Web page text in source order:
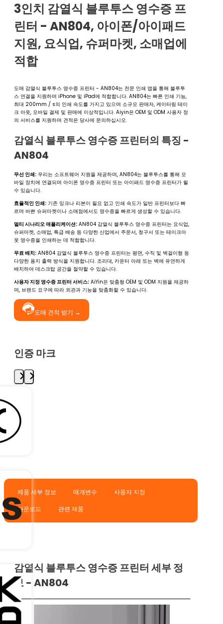
3인치 감열식 블루투스 영수증 프
린터 - AN804, 아이폰/아이패드
지원, 요식업, 슈퍼마켓, 소매업에
적합
도매 감열식 블루투스 영수증 프린터 - AN804는 전문 인쇄 앱을 통해 블루투
스 연결을 지원하며 iPhone 및 iPad에 적합합니다. AN804는 빠른 인쇄 기능,
최대 200mm / s의 인쇄 속도를 가지고 있으며 소규모 판매자, 케이터링 테이
크 아웃, 모바일 결제 및 판매에 이상적입니다. Aiyin은 OEM 및 ODM 사용자 정
의 서비스를 지원하며 견적은 당사에 문의하십시오.
감열식 블루투스 영수증 프린터의 특징 -
AN804
무선 인쇄: 우리는 소프트웨어 지원을 제공하며, AN804는 블루투스를 통해 모
바일 장치에 연결되며 아이폰 영수증 프린터 또는 아이패드 영수증 프린터가 될
수 있습니다.
효율적인 인쇄: 기존 잉크나 리본이 필요 없고 인쇄 속도가 일반 프린터보다 빠
르며 바쁜 슈퍼마켓이나 소매점에서도 영수증을 빠르게 생성할 수 있습니다.
멀티 시나리오 애플리케이션: AN804 감열식 블루투스 영수증 프린터는 요식업,
슈퍼마켓, 소매업, 특급 배송 등 다양한 산업에서 주문서, 청구서 또는 테이크아
웃 영수증을 인쇄하는 데 적합합니다.
무료 배치: AN804 감열식 블루투스 영수증 프린터는 평면, 수직 및 벽걸이형 등
다양한 용지 출력 방식을 지원합니다. 조리대, 카운터 아래 또는 벽에 유연하게
배치하여 데스크탑 공간을 절약할 수 있습니다.
사용자 지정 영수증 프린터 서비스: AiYin은 맞춤형 OEM 및 ODM 지원을 제공하
며, 브랜드 요구에 따라 외관과 기능을 맞춤화할 수 있습니다.
도매 견적 받기 →
인증 마크
제품 세부 정보 매개변수 사용자 지정
다운로드 관련 제품
감열식 블루투스 영수증 프린터 세부 정
보 - AN804